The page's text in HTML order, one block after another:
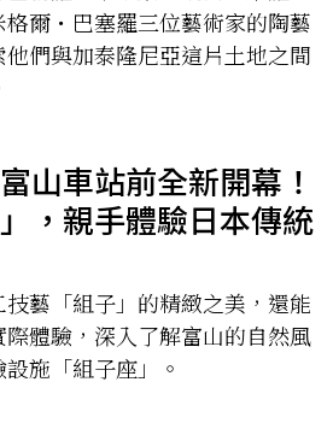
爾・巴塞羅三位藝術家的陶藝
們與加泰隆尼亞這片土地之間
山車站前全新開幕！
，親手體驗日本傳統
藝「組子」的精緻之美，還能
體驗，深入了解富山的自然風
施「組子座」。